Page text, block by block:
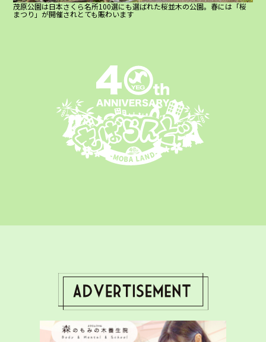
茂原公園は日本さくら名所100選にも選ばれた桜並木の公園。春には「桜
まつり」が開催されとても賑わいます